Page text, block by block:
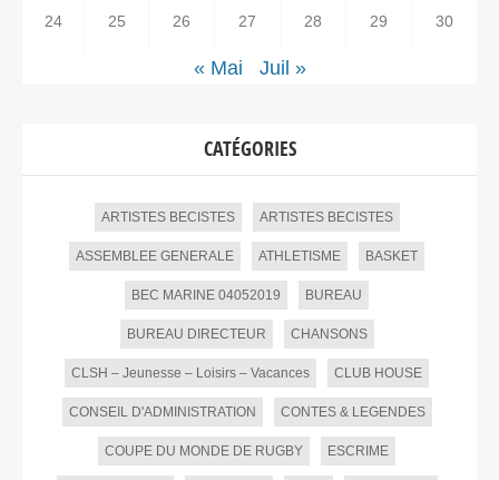
24 25 26 27 28 29 30
« Mai Juil »
CATÉGORIES
ARTISTES BECISTES ARTISTES BECISTES
ASSEMBLEE GENERALE ATHLETISME BASKET
BEC MARINE 04052019 BUREAU
BUREAU DIRECTEUR CHANSONS
CLSH – Jeunesse – Loisirs – Vacances CLUB HOUSE
CONSEIL D'ADMINISTRATION CONTES & LEGENDES
COUPE DU MONDE DE RUGBY ESCRIME